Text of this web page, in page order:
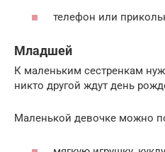
телефон или
Младшей
К маленьким сестренкам
никто другой ждут день
Маленькой девочке можно